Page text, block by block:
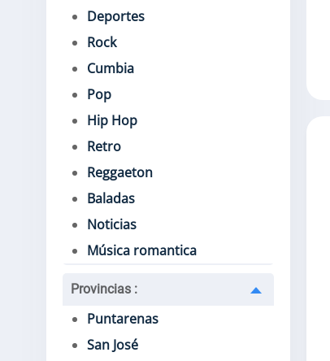
Deportes
Rock
Cumbia
Pop
Hip Hop
Retro
Reggaeton
Baladas
Noticias
Música romantica
Provincias :
Puntarenas
San José